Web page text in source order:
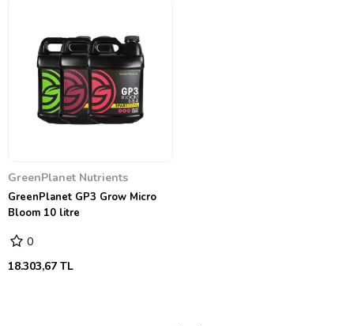
GreenPlanet Nutrients
GreenPlanet GP3 Grow Micro
Bloom 10 litre
0
18.303,67 TL